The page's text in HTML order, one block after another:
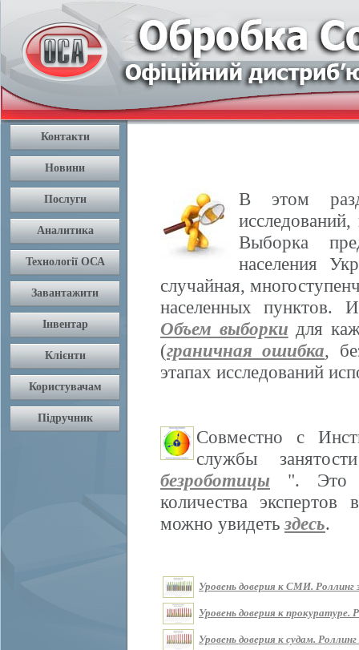
В этом
Выборка
населения
случайная,
населенных пунктов.
Объем выборки для
(граничная ошибка,
этапах исследований
Совместно с
службы
безроботицы ". Это
количества
можно увидетьздесь.
Уровень доверия к СМИ. Роллинг
Уровень доверия к прокуратуре.
Уровень доверия к судам.